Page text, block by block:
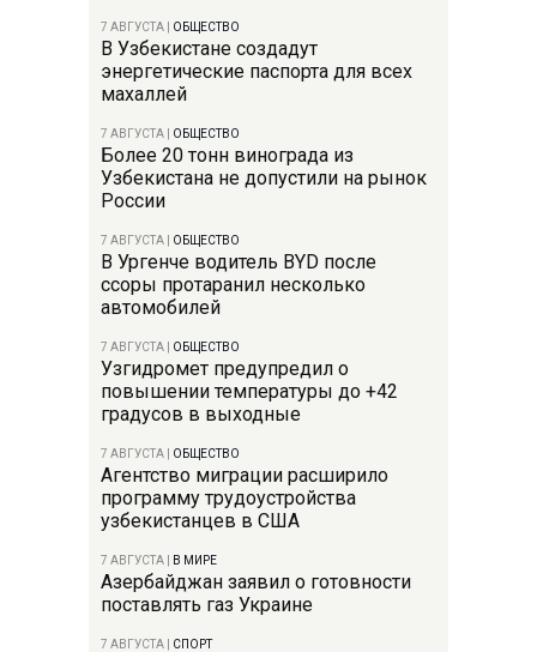
7 АВГУСТА ОБЩЕСТВО
В Узбекистане создадут
энергетические паспорта для всех
махаллей
7 АВГУСТА ОБЩЕСТВО
Более 20 тонн винограда из
Узбекистана не допустили на рынок
России
7 АВГУСТА ОБЩЕСТВО
В Ургенче водитель BYD после
ссоры протаранил несколько
автомобилей
7 АВГУСТА ОБЩЕСТВО
Узгидромет предупредил о
повышении температуры до +42
градусов в выходные
7 АВГУСТА ОБЩЕСТВО
Агентство миграции расширило
программу трудоустройства
узбекистанцев в США
7 АВГУСТА В МИРЕ
Азербайджан заявил о готовности
поставлять газ Украине
7 АВГУСТА СПОРТ